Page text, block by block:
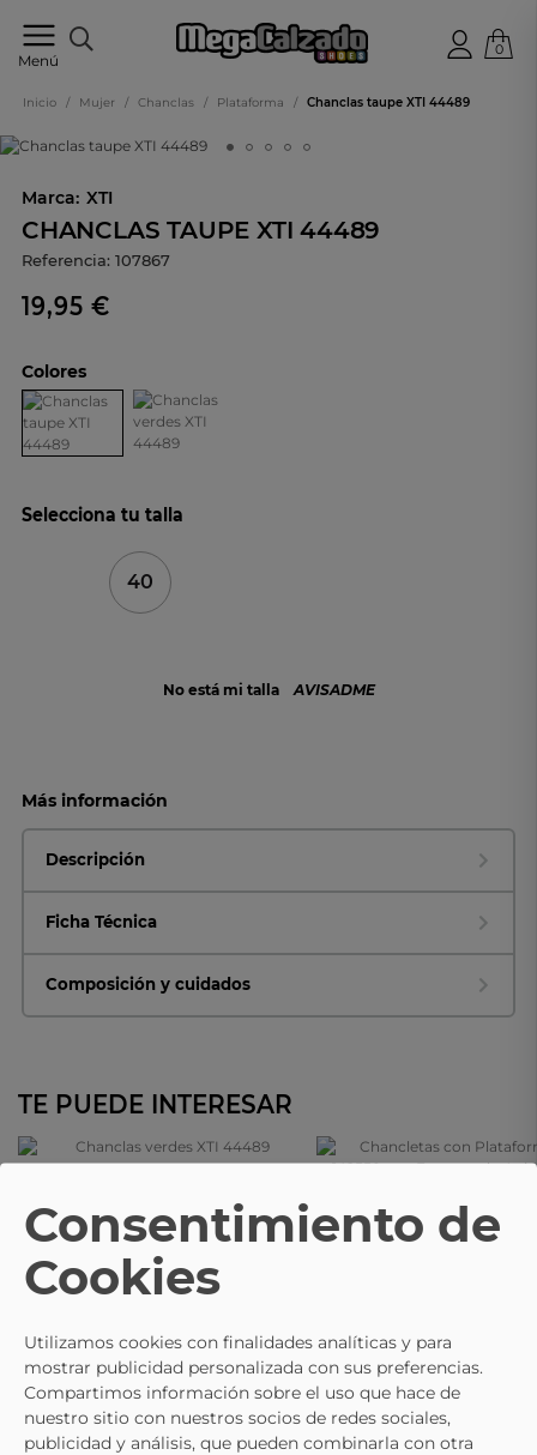
Menú
online
0
Inicio / Mujer / Chanclas / Plataforma / Chanclas taupe XTI 44489
Marca: XTI
CHANCLAS TAUPE XTI 44489
Referencia: 107867
19,95 €
Colores
Selecciona tu talla
40
No está mi talla AVISADME
Más información
Descripción
Ficha Técnica
Composición y cuidados
TE PUEDE INTERESAR
Chanclas Verdes XTI 44489
19,95 €
XTI
Consentimiento de
Cookies
Utilizamos cookies con finalidades analíticas y para
mostrar publicidad personalizada con sus preferencias.
Compartimos información sobre el uso que hace de
nuestro sitio con nuestros socios de redes sociales,
publicidad y análisis, que pueden combinarla con otra